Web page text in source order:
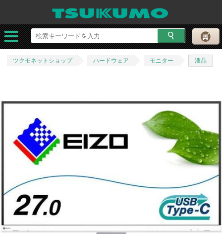
ツクモネットショップ ハードウェア モニター 液晶